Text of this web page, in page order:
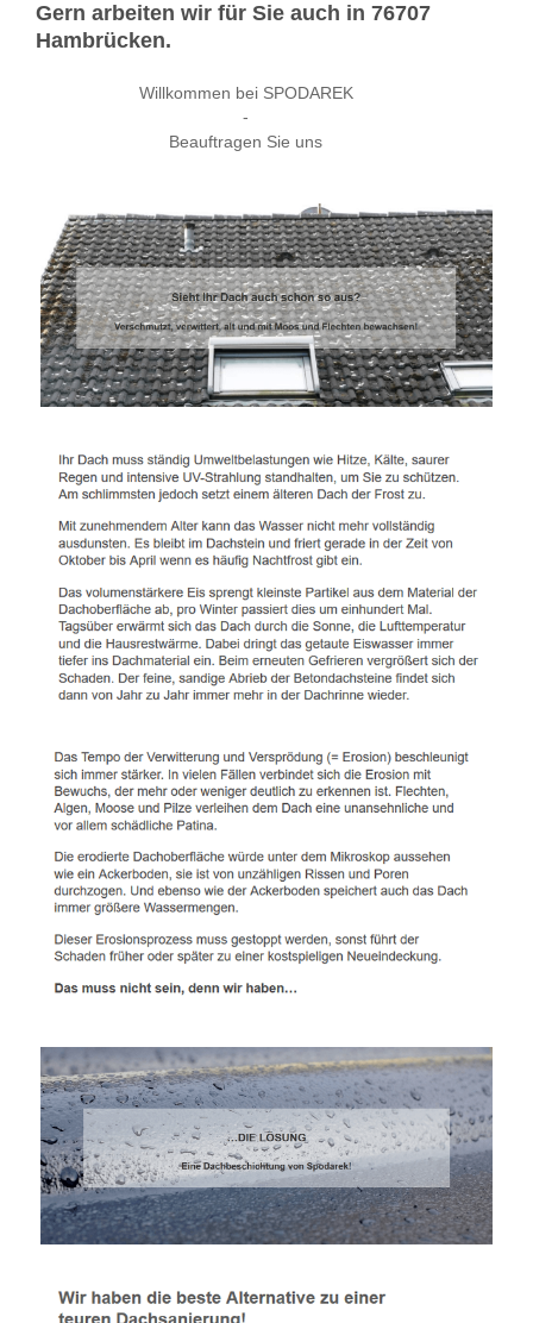
Gern arbeiten wir für Sie auch in 76707
Hambrücken.
Willkommen bei SPODAREK
-
Beauftragen Sie uns